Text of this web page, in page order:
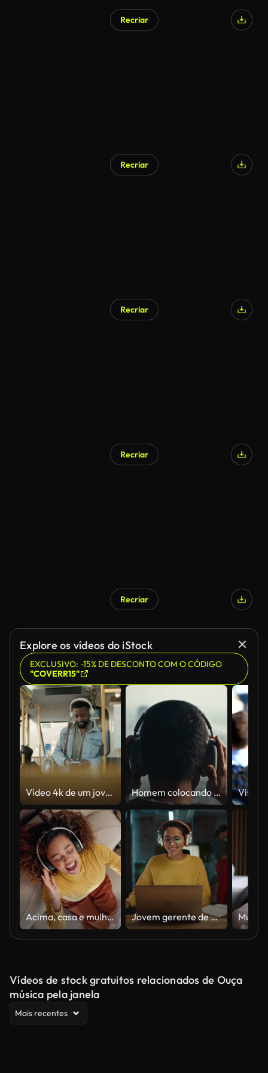
Recriar
Recriar
Recriar
Recriar
Recriar
Explore os vídeos do iStock
EXCLUSIVO: -15% DE DESCONTO COM O CÓDIGO
"COVERR15"
Vídeo 4k de um jovem usando um smartphone e fones de ouvido enquanto viajava em um ônibus Homem colocando fones de ouvido em sua cabeça no terraço da cobertura, câmera lenta
Acima, casa e mulher no sofá, fones de ouvido e cantando com áudio, ouvindo música e alívio do estresse. Vista superior, pessoa e menina no sofá, fone de ouvido e som com música, felicidade e rádio na sala de estar Jovem gerente de projetos latino colocando fones de ouvido e trabalhando em laptop computador em ambiente de escritório criativo ocupado. Linda Diversa Especialista Multiétnica Feminina é Estratégia de Negócios de Escrita.
Vídeos de stock gratuitos relacionados de Ouça
música pela janela
Mais recentes